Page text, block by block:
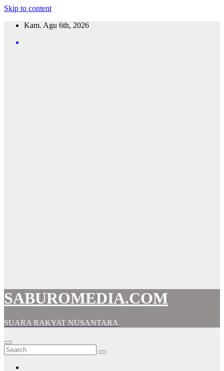
Skip to content
Kam. Agu 6th, 2026
SABUROMEDIA.COM
SUARA RAKYAT NUSANTARA